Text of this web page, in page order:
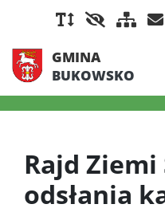
GMINA
BUKOWSKO
Rajd
odsłania